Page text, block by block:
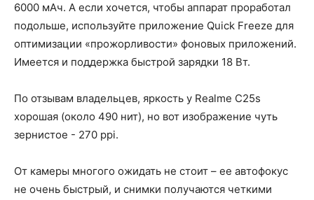
6000 мАч. А если хочется, чтобы аппарат проработал
подольше, используйте приложение Quick Freeze для
оптимизации «прожорливости» фоновых приложений.
Имеется и поддержка быстрой зарядки 18 Вт.
По отзывам владельцев, яркость у Realme C25s
хорошая (около 490 нит), но вот изображение чуть
зернистое - 270 ppi.
От камеры многого ожидать не стоит – ее автофокус
не очень быстрый, и снимки получаются четкими